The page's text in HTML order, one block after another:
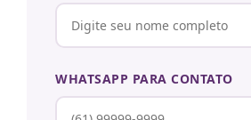
WHATSAPP PARA CONTATO